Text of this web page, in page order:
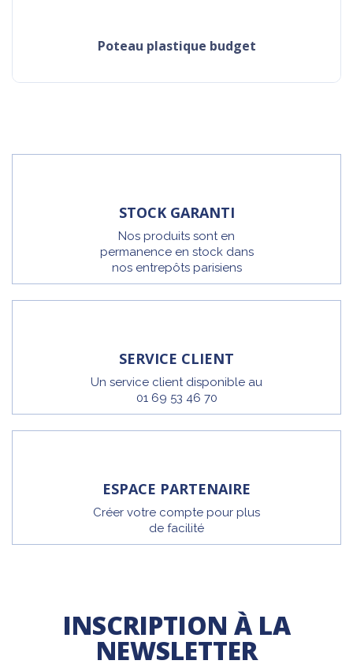
poteau plastique budget
STOCK GARANTI
Nos produits sont en
permanence en stock dans
nos entrepôts parisiens
SERVICE CLIENT
Un service client disponible au
01 69 53 46 70
ESPACE PARTENAIRE
Créer votre compte pour plus
de facilité
INSCRIPTION À LA
NEWSLETTER